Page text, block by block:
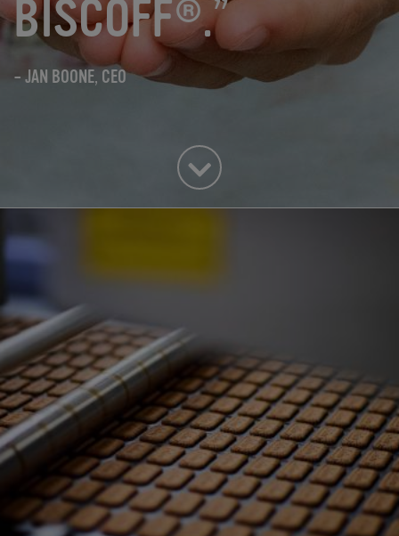
BISCOFF®.”
– JAN BOONE, CEO